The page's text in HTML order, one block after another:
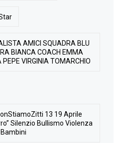
AMICI SQUADRA BLU
BIANCA COACH EMMA
VIRGINIA TOMARCHIO
13 19 Aprile
Silenzio Bullismo Violenza